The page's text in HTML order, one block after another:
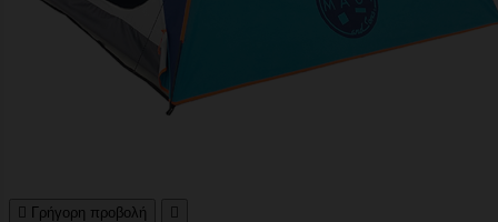
 Γρήγορη προβολή 